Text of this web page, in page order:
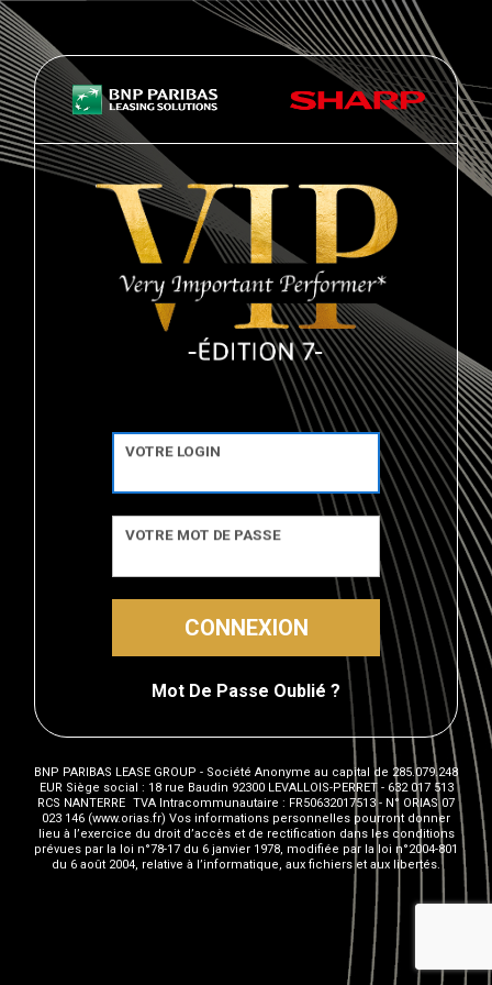
VOTRE LOGIN
VOTRE MOT DE PASSE
CONNEXION
Mot De Passe Oublié ?
BNP PARIBAS LEASE GROUP - Société Anonyme au capital de 285.079.248
EUR​ Siège social : 18 rue Baudin 92300 LEVALLOIS-PERRET - 632 017 513
RCS NANTERRE TVA Intracommunautaire : FR50632017513 - N° ORIAS 07
023 146 (www.orias.fr) Vos informations personnelles pourront donner
lieu à l’exercice du droit d’accès et de rectification dans les conditions
prévues par la loi n°78-17 du 6 janvier 1978, modifiée par la loi n°2004-801
du 6 août 2004, relative à l’informatique, aux fichiers et aux libertés.